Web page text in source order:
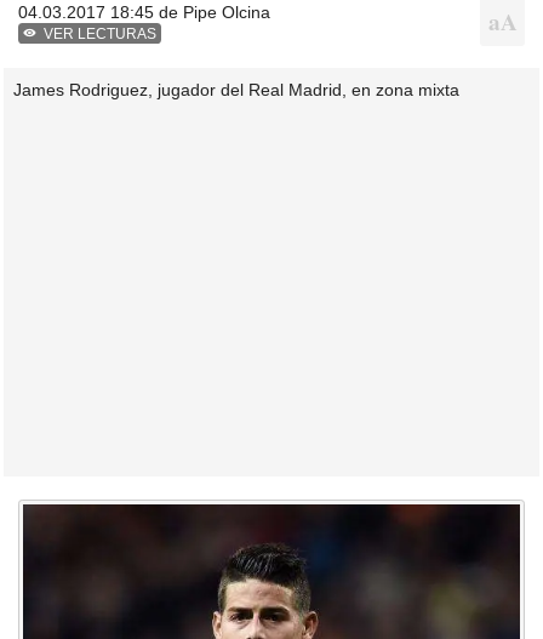
04.03.2017 18:45 de Pipe Olcina
VER LECTURAS
James Rodriguez, jugador del Real Madrid, en zona mixta